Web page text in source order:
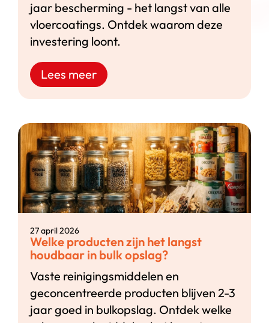
jaar bescherming - het langst van alle
vloercoatings. Ontdek waarom deze
investering loont.
Lees meer
27 april 2026
Welke producten zijn het langst
houdbaar in bulk opslag?
Vaste reinigingsmiddelen en
geconcentreerde producten blijven 2-3
jaar goed in bulkopslag. Ontdek welke